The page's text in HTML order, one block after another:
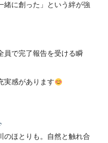
緒に創った」という絆が強
員で完了報告を受ける瞬
実感があります
のほとりも。自然と触れ合